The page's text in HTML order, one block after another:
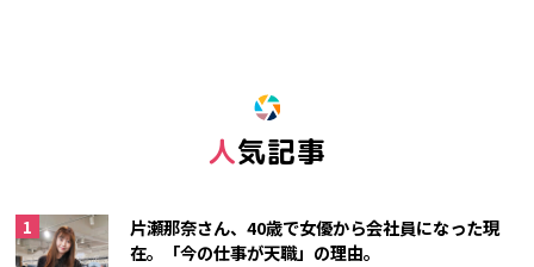
人気記事
片瀬那奈さん、40歳で女優から会社員になった現
在。「今の仕事が天職」の理由。